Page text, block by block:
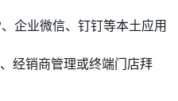
企业微信、钉钉等本土应用
经销商管理或终端门店拜